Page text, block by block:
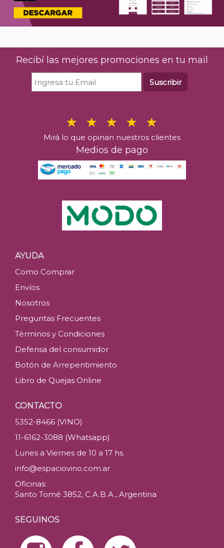
Recibí las mejores promociones en tu mail
Suscribir
Mirá lo que opinan nuestros clientes
Medios de pago
AYUDA
Como Comprar
Envíos
Nosotros
Preguntas Frecuentes
Términos y Condiciones
Defensa del consumidor
Botón de Arrepentimiento
Libro de Quejas Online
CONTACTO
5352-8466 (VINO)
11-6162-3088 (Whatsapp)
Lunes a Viernes de 10 a 17 hs.
info@espaciovino.com.ar
Oficinas:
Santo Tomé 3852, C.A.B.A., Argentina
SEGUINOS